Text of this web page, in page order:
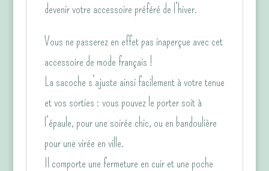
devenir votre accessoire préféré de l’hiver.
Vous ne passerez en effet pas inaperçue avec cet
accessoire de mode français !
La sacoche s’ajuste ainsi facilement à votre tenue
et vos sorties : vous pouvez le porter soit à
l’épaule, pour une soirée chic, ou en bandoulière
pour une virée en ville.
Il comporte une fermeture en cuir et une poche